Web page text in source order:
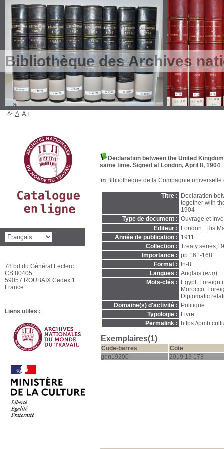
Bibliothèque des Archives
Declaration between the United
same time. Signed at London, April 8, 1904
in Bibliothèque de la Compagnie
Titre :
Declaration
together with
1904
Type de document : Ouvrage et
Editeur :
London : His
Année de publication : 1911
Collection : Treaty
Importance : pp.161-168
Format :
In-8
Langues : Anglais (eng)
Mots-clés :
Egypt Foreign
Morocco
Diplomatic
Domaine(s) d'activité :
Politique
Typologie :
Livre
Permalink :
https://
Exemplaires(1)
Code-barres
Cote
gen19200
2019 13 173
A- A A+
78 bd du Général Leclerc
CS 80405
59057 ROUBAIX Cedex 1
France
Liens utiles :